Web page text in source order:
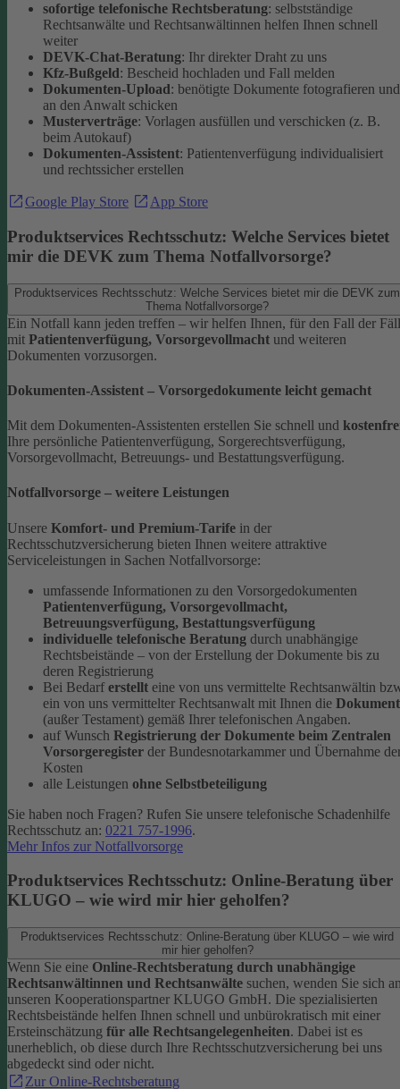
sofortige telefonische Rechtsberatung: selbstständige
Rechtsanwälte und Rechtsanwältinnen helfen Ihnen schnell
weiter
DEVK-Chat-Beratung: Ihr direkter Draht zu uns
Kfz-Bußgeld: Bescheid hochladen und Fall melden
Dokumenten-Upload: benötigte Dokumente fotografieren und
an den Anwalt schicken
Musterverträge: Vorlagen ausfüllen und verschicken (z. B.
beim Autokauf)
Dokumenten-Assistent: Patientenverfügung individualisiert
und rechtssicher erstellen
Google Play Store App Store
Produktservices Rechtsschutz: Welche Services bietet
mir die DEVK zum Thema Notfallvorsorge?
Produktservices Rechtsschutz: Welche Services bietet mir die DEVK zum
Thema Notfallvorsorge?
Ein Notfall kann jeden treffen – wir helfen Ihnen, für den Fall der
mit Patientenverfügung, Vorsorgevollmacht und weiteren
Dokumenten vorzusorgen.
Dokumenten-Assistent – Vorsorgedokumente leicht gemacht
Mit dem Dokumenten-Assistenten erstellen Sie schnell und
Ihre persönliche Patientenverfügung, Sorgerechtsverfügung,
Vorsorgevollmacht, Betreuungs- und Bestattungsverfügung.
Notfallvorsorge – weitere Leistungen
Unsere Komfort- und Premium-Tarife in der
Rechtsschutzversicherung bieten Ihnen weitere attraktive
Serviceleistungen in Sachen Notfallvorsorge:
umfassende Informationen zu den Vorsorgedokumenten
Patientenverfügung, Vorsorgevollmacht,
Betreuungsverfügung, Bestattungsverfügung
individuelle telefonische Beratung durch unabhängige
Rechtsbeistände – von der Erstellung der Dokumente bis zu
deren Registrierung
Bei Bedarf erstellt eine von uns vermittelte Rechtsanwältin
ein von uns vermittelter Rechtsanwalt mit Ihnen die
(außer Testament) gemäß Ihrer telefonischen Angaben.
auf Wunsch Registrierung der Dokumente beim Zentralen
Vorsorgeregister der Bundesnotarkammer und Übernahme
Kosten
alle Leistungen ohne Selbstbeteiligung
Sie haben noch Fragen? Rufen Sie unsere telefonische Schadenhilfe
Rechtsschutz an: 0221 757-1996.
Mehr Infos zur Notfallvorsorge
Produktservices Rechtsschutz: Online-Beratung über
KLUGO – wie wird mir hier geholfen?
Produktservices Rechtsschutz: Online-Beratung über KLUGO – wie wird
mir hier geholfen?
Wenn Sie eine Online-Rechtsberatung durch unabhängige
Rechtsanwältinnen und Rechtsanwälte suchen, wenden Sie sich
unseren Kooperationspartner KLUGO GmbH. Die spezialisierten
Rechtsbeistände helfen Ihnen schnell und unbürokratisch mit einer
Ersteinschätzung für alle Rechtsangelegenheiten. Dabei ist es
unerheblich, ob diese durch Ihre Rechtsschutzversicherung bei uns
abgedeckt sind oder nicht.
Zur Online-Rechtsberatung